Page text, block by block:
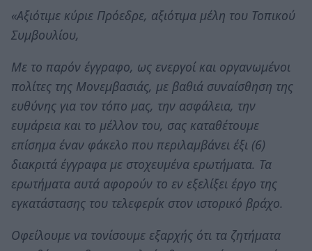
«Αξιότιμε κύριε Πρόεδρε, αξιότιμα μέλη του Τοπικού
Συμβουλίου,
Με το παρόν έγγραφο, ως ενεργοί και οργανωμένοι
πολίτες της Μονεμβασιάς, με βαθιά συναίσθηση της
ευθύνης για τον τόπο μας, την ασφάλεια, την
ευμάρεια και το μέλλον του, σας καταθέτουμε
επίσημα έναν φάκελο που περιλαμβάνει έξι (6)
διακριτά έγγραφα με στοχευμένα ερωτήματα. Τα
ερωτήματα αυτά αφορούν το εν εξελίξει έργο της
εγκατάστασης του τελεφερίκ στον ιστορικό βράχο.
Οφείλουμε να τονίσουμε εξαρχής ότι τα ζητήματα